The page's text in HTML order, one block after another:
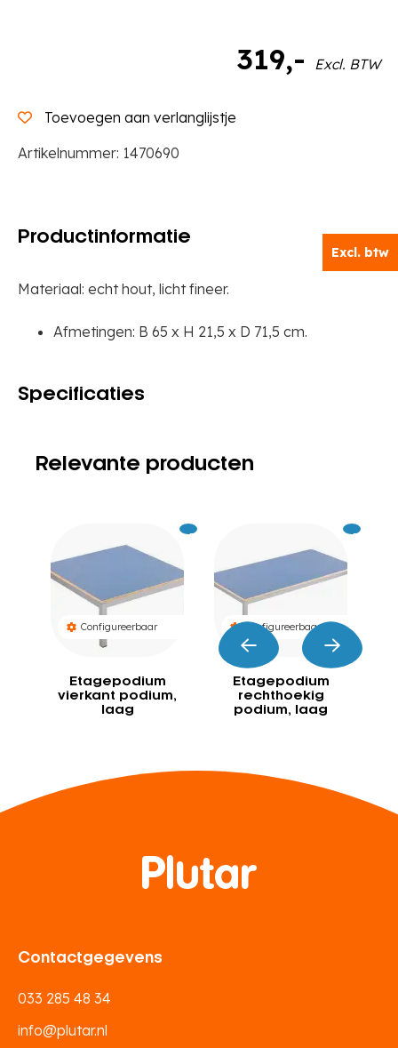
Excl. btw
Toevoegen aan verlanglijstje
Artikelnummer: 1470690
319,- Excl. BTW
Productinformatie
Materiaal: echt hout, licht fineer.
Afmetingen: B 65 x H 21,5 x D 71,5 cm.
Specificaties
Relevante producten
Configureerbaar
Etagepodium
vierkant podium,
laag
Excl.
Configureerbaar
Etagepodium
rechthoekig
podium, laag
Excl.
Contactgegevens
033 285 48 34
info@plutar.nl